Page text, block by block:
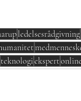
ledelsesrådgivning
teknologiekspert